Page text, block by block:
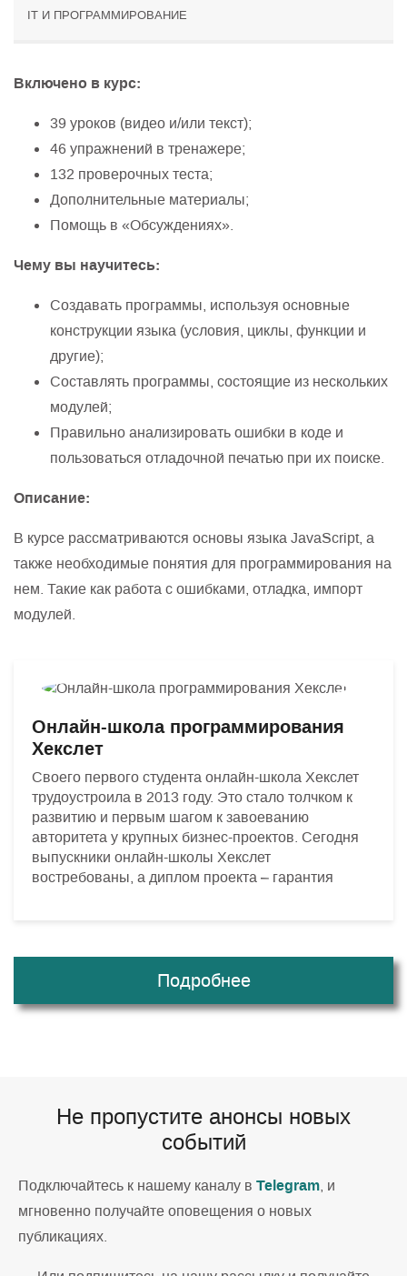
IT И ПРОГРАММИРОВАНИЕ
Включено в курс:
39 уроков (видео и/или текст);
46 упражнений в тренажере;
132 проверочных теста;
Дополнительные материалы;
Помощь в «Обсуждениях».
Чему вы научитесь:
Создавать программы, используя основные
конструкции языка (условия, циклы, функции и
другие);
Составлять программы, состоящие из нескольких
модулей;
Правильно анализировать ошибки в коде и
пользоваться отладочной печатью при их поиске.
Описание:
В курсе рассматриваются основы языка JavaScript, а
также необходимые понятия для программирования на
нем. Такие как работа с ошибками, отладка, импорт
модулей.
Онлайн-школа программирования
Хекслет
Своего первого студента онлайн-школа Хекслет
трудоустроила в 2013 году. Это стало толчком к
развитию и первым шагом к завоеванию
авторитета у крупных бизнес-проектов. Сегодня
выпускники онлайн-школы Хекслет
востребованы, а диплом проекта – гарантия
Подробнее
Не пропустите анонсы новых
событий
Подключайтесь к нашему каналу в Telegram, и
мгновенно получайте оповещения о новых
публикациях.